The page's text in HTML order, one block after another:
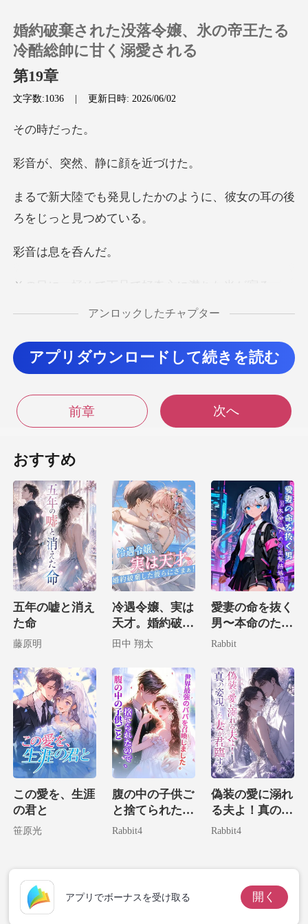
チャージ
ログアウトします
婚約破棄された没落令嬢、氷の帝王たる
冷酷総帥に甘く溺愛される
第19章
文字数:1036 |更新日時: 2026/06/02
時だ
然、静に顔
かのように、彼女の耳の後
息を呑
地の悪い笑み
し、静の長い髪
、極めて面
に、静は全身が粟
ばし、自分の耳
を見てい
ふ
フォンを取り出し、
驚くべき速さ
アンロックしたチャプター
アプリダウンロードして続きを読む
前章 次へ
おすすめ
五年の嘘と消え
た命
藤原明
冷遇令嬢、実は
天才。婚約破棄
した彼らにざま
田中 翔太
愛妻の命を抜く
男〜本命のため
の生贄結婚〜
Rabbit
この愛を、生涯
の君と
笹原光
腹の中の子供ご
と捨てられたの
で、世界最強の
Rabbit4
偽装の愛に溺れ
る夫よ！真の姿
現した妻が君臨
Rabbit4
アプリでボーナスを受け取る 開く